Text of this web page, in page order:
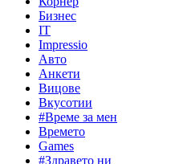
Бизнес
IT
Impressio
Авто
Анкети
Вицове
Вкусотии
#Време за мен
Времето
Games
#Здравето ни